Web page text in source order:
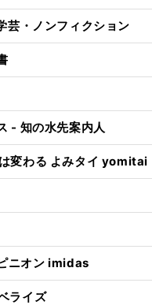
芸・ノンフィクション
- 知の水先案内人
変わる よみタイ yomitai
ニオン imidas
ライズ